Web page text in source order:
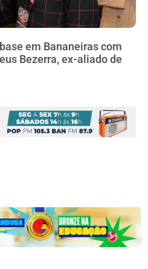
em Bananeiras com
Bezerra, ex-aliado de